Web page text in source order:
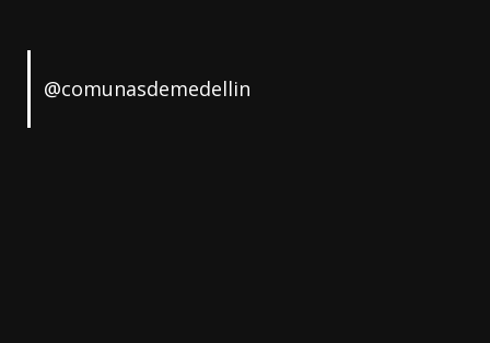
@comunasdemedellin